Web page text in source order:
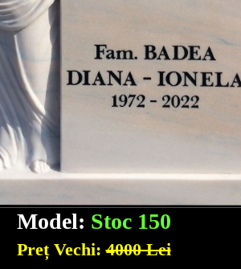
Model: Stoc 150
Preț Vechi:4000 Lei